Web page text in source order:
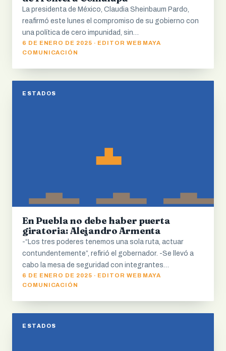
La presidenta de México, Claudia Sheinbaum Pardo,
reafirmó este lunes el compromiso de su gobierno con
una política de cero impunidad, sin…
6 DE ENERO DE 2025 · EDITOR WEB MAYA
COMUNICACIÓN
ESTADOS
En Puebla no debe haber puerta
giratoria: Alejandro Armenta
-“Los tres poderes tenemos una sola ruta, actuar
contundentemente”, refirió el gobernador. -Se llevó a
cabo la mesa de seguridad con integrantes…
6 DE ENERO DE 2025 · EDITOR WEB MAYA
COMUNICACIÓN
ESTADOS